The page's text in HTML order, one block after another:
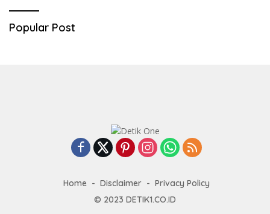
Popular Post
Home Disclaimer
Privacy Policy
© 2023 DETIK1.CO.ID